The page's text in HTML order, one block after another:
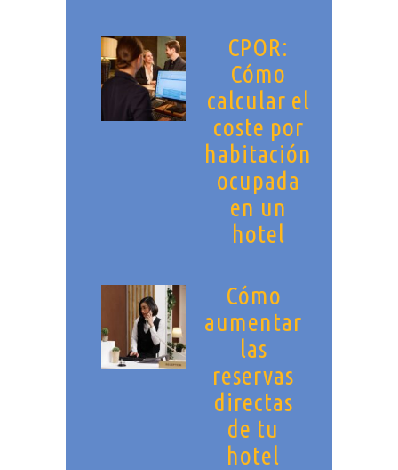
CPOR:
Cómo
calcular el
coste por
habitación
ocupada
en un
hotel
Cómo
aumentar
las
reservas
directas
de tu
hotel